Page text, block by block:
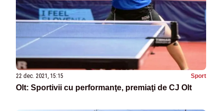
22 dec. 2021, 15:15 Sport
Olt: Sportivii cu performanţe, premiaţi de CJ Olt